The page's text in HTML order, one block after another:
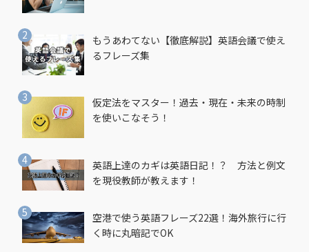
もうあわてない【徹底解説】英語会議で使え
るフレーズ集
仮定法をマスター！過去・現在・未来の時制
を使いこなそう！
英語上達のカギは英語日記！？ 方法と例文
を現役教師が教えます！
空港で使う英語フレーズ22選！海外旅行に行
く時に丸暗記でOK